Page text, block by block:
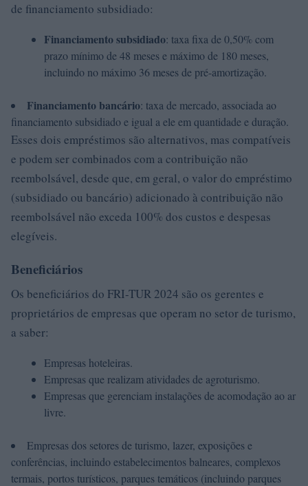
de financiamento subsidiado:
Financiamento subsidiado: taxa fixa de 0,50% com
prazo mínimo de 48 meses e máximo de 180 meses,
incluindo no máximo 36 meses de pré-amortização.
Financiamento bancário: taxa de mercado, associada ao
financiamento subsidiado e igual a ele em quantidade e duração.
Esses dois empréstimos são alternativos, mas compatíveis
e podem ser combinados com a contribuição não
reembolsável, desde que, em geral, o valor do empréstimo
(subsidiado ou bancário) adicionado à contribuição não
reembolsável não exceda 100% dos custos e despesas
elegíveis.
Beneficiários
Os beneficiários do FRI-TUR 2024 são os gerentes e
proprietários de empresas que operam no setor de turismo,
a saber:
Empresas hoteleiras.
Empresas que realizam atividades de agroturismo.
Empresas que gerenciam instalações de acomodação ao ar
livre.
Empresas dos setores de turismo, lazer, exposições e
conferências, incluindo estabelecimentos balneares, complexos
termais, portos turísticos, parques temáticos (incluindo parques